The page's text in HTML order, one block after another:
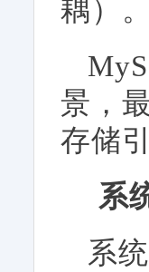
耦）
景，
存储
系
系